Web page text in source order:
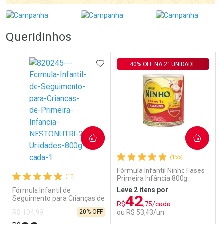
Queridinhos
(10)
Fórmula Infantil de
Seguimento para Crianças de
Primeira Infância Nestonutri
2 Unidades de 800g cada
R$ 104,99
R$83
20% OFF
ADICIONAR AOS FAVORITOS
COMPRAR
(155)
Fórmula Infantil Ninho Fases
Primeira Infância 800g
40% OFF NA 2° UNIDADE
Leve 2 itens por
R$42,75/cada
ou R$ 53,43/un
COMPRAR